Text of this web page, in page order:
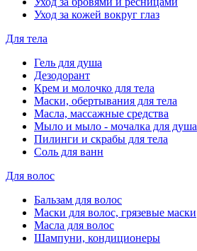
Уход за кожей вокруг глаз
Для тела
Гель для душа
Дезодорант
Крем и молочко для тела
Маски, обертывания для тела
Масла, массажные средства
Мыло и мыло - мочалка для душа
Пилинги и скрабы для тела
Соль для ванн
Для волос
Бальзам для волос
Маски для волос, грязевые маски
Масла для волос
Шампуни, кондиционеры